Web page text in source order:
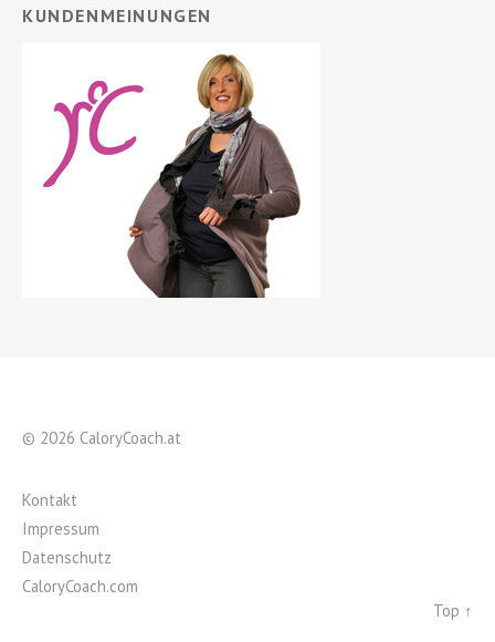
KUNDENMEINUNGEN
© 2026 CaloryCoach.at
Kontakt
Impressum
Datenschutz
CaloryCoach.com
Top ↑